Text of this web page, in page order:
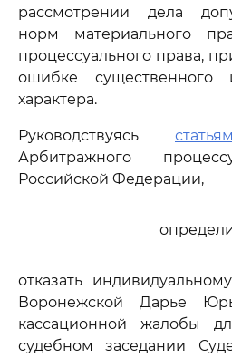
рассмотрении дела
норм материального
процессуального права,
ошибке существенного
характера.
Руководствуясь
Арбитражного
Российской Федерации,
отказать
Воронежской Дарье
кассационной жалобы
судебном заседании